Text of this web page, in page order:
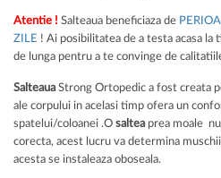
Atentie ! Salteaua beneficiaza de
ZILE ! Ai posibilitatea de a testa acasa la
de lunga pentru a te convinge de
SalteauaStrong Ortopedic a fost creata
ale corpului in acelasi timp ofera un
spatelui/coloanei .O salteaprea moale
corecta, acest lucru va determina
acesta se instaleaza oboseala.